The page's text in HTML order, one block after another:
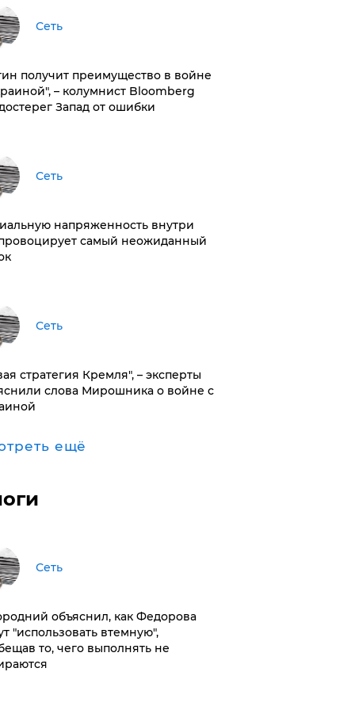
Сеть
получит преимущество в войне
– колумнист Bloomberg
Запад от ошибки
Сеть
напряженность внутри
самый неожиданный
Сеть
стратегия Кремля", – эксперты
слова Мирошника о войне с
ещё
Сеть
объяснил, как Федорова
"использовать втемную",
то, чего выполнять не